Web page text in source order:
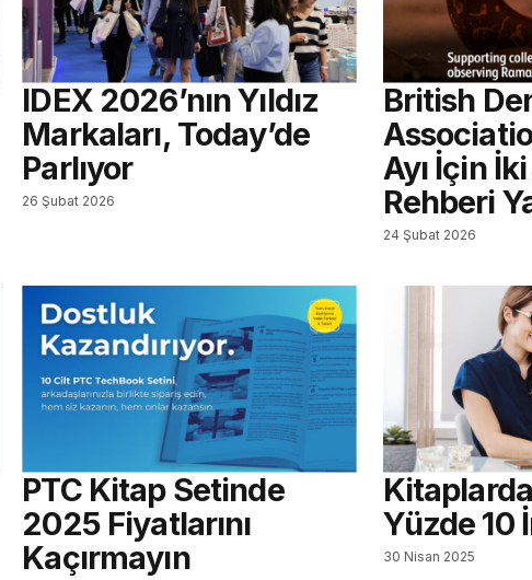
IDEX 2026’nın Yıldız
Markaları, Today’de
Parlıyor
26 Şubat 2026
British
Ayı İçin
Rehberi
24 Şubat 2026
PTC Kitap Setinde
2025 Fiyatlarını
Kaçırmayın
Yüzde 10
30 Nisan 2025